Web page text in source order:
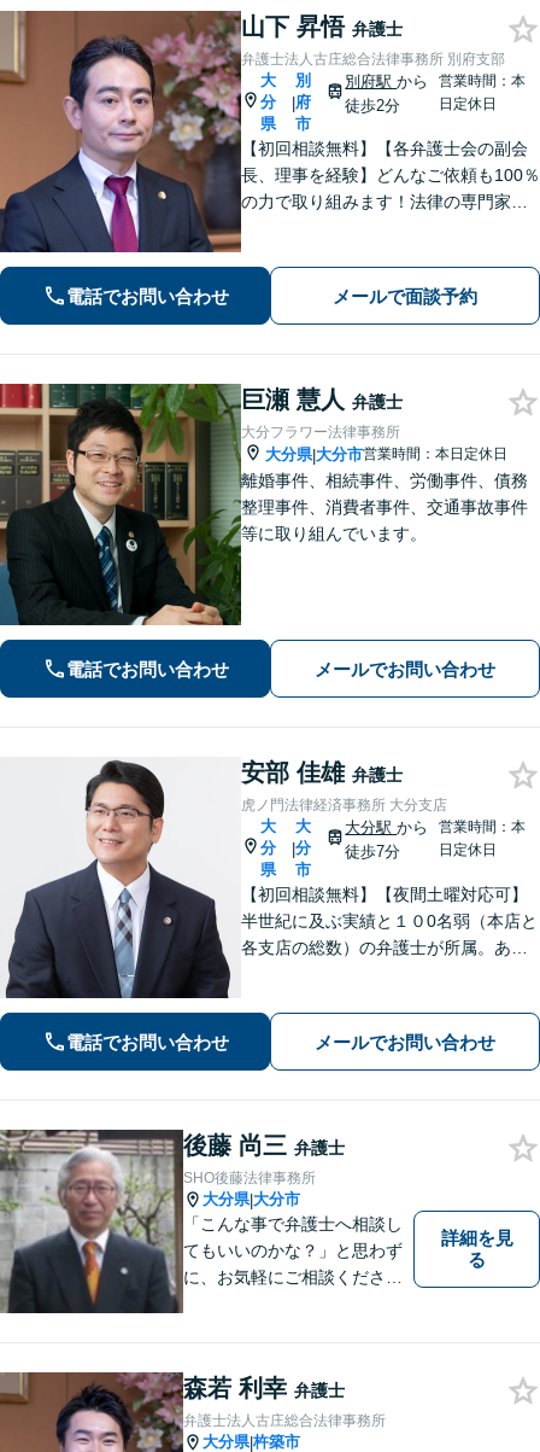
山下 昇悟 弁護士
弁護士法人古庄総合法律事務所 別府支部
大
分
県
|
別
府
市
別府駅から
徒歩2分
営業時間：本
日定休日
【初回相談無料】【各弁護士会の副会
長、理事を経験】どんなご依頼も100％
の力で取り組みます！法律の専門家と
拠点ある地域密着型の事務所】
電話でお問い合わせ メールで面談予約
巨瀬 慧人 弁護士
大分フラワー法律事務所
大分県|大分市営業時間：本日定休日
離婚事件、相続事件、労働事件、債務
整理事件、消費者事件、交通事故事件
等に取り組んでいます。
電話でお問い合わせ メールでお問い合わせ
安部 佳雄 弁護士
虎ノ門法律経済事務所 大分支店
大
分
県
|
大
分
市
大分駅から
徒歩7分
営業時間：本
日定休日
【初回相談無料】【夜間土曜対応可】
半世紀に及ぶ実績と１０0名弱（本店と
各支店の総数）の弁護士が所属。あな
務等に、的確に対処できる弁護士が迅
速な解決を目指します。
電話でお問い合わせ メールでお問い合わせ
後藤 尚三 弁護士
SHO後藤法律事務所
大分県|大分市
「こんな事で弁護士へ相談し
てもいいのかな？」と思わず
に、お気軽にご相談くださ
詳細を見
る
森若 利幸 弁護士
弁護士法人古庄総合法律事務所
大分県|杵築市